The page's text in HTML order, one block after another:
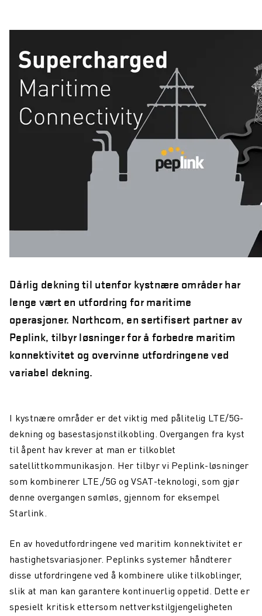
Korona-tiltak
OBRE med nytt operativt samband-aktivt hørselvern
Årets Räckvidd er ute
Øvre Romerike Brann og Redning IKS velger INVISIO
kommunikasjonssystem
Dårlig dekning til utenfor kystnære områder har
lenge vært en utfordring for maritime
operasjoner. Northcom, en sertifisert partner av
Peplink, tilbyr løsninger for å forbedre maritim
konnektivitet og overvinne utfordringene ved
variabel dekning.
I kystnære områder er det viktig med pålitelig LTE/5G-
dekning og basestasjonstilkobling. Overgangen fra kyst
til åpent hav krever at man er tilkoblet
satellittkommunikasjon. Her tilbyr vi Peplink-løsninger
som kombinerer LTE,/5G og VSAT-teknologi, som gjør
denne overgangen sømløs, gjennom for eksempel
Starlink.
En av hovedutfordringene ved maritim konnektivitet er
hastighetsvariasjoner. Peplinks systemer håndterer
disse utfordringene ved å kombinere ulike tilkoblinger,
slik at man kan garantere kontinuerlig oppetid. Dette er
spesielt kritisk ettersom nettverkstilgjengeligheten